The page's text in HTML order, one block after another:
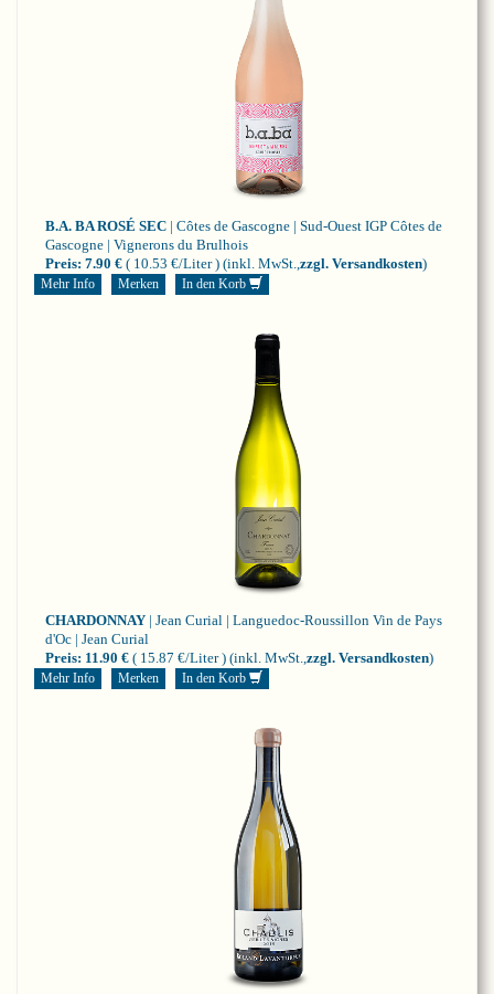
B.A. BA ROSÉ SEC | Côtes de Gascogne | Sud-Ouest IGP Côtes de
Gascogne | Vignerons du Brulhois
Preis: 7.90 € ( 10.53 €/Liter ) (inkl. MwSt.,zzgl. Versandkosten)
Mehr Info Merken In den Korb
CHARDONNAY | Jean Curial | Languedoc-Roussillon Vin de Pays
d'Oc | Jean Curial
Preis: 11.90 € ( 15.87 €/Liter ) (inkl. MwSt., zzgl. Versandkosten)
Mehr Info Merken In den Korb